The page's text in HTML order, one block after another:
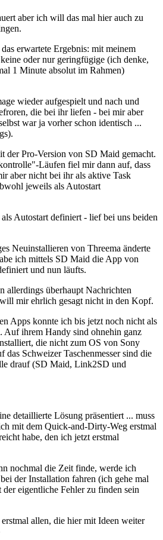
aber ich will das mal hier auch zu
erwartete Ergebnis: mit meinem
oder nur geringfügige (ich denke,
1 Minute absolut im Rahmen)
wieder aufgespielt und nach und
die bei ihr liefen - bei mir aber
war ja vorher schon identisch ...
der Pro-Version von SD Maid gemacht.
Läufen fiel mir dann auf, dass
aber nicht bei ihr als aktive Task
jeweils als Autostart
Autostart definiert - lief bei uns beiden
Neuinstallieren von Threema änderte
ich mittels SD Maid die App von
und nun läufts.
allerdings überhaupt Nachrichten
mir ehrlich gesagt nicht in den Kopf.
Apps konnte ich bis jetzt noch nicht als
Auf ihrem Handy sind ohnehin ganz
die nicht zum OS von Sony
das Schweizer Taschenmesser sind die
drauf (SD Maid, Link2SD und
detaillierte Lösung präsentiert ... muss
mit dem Quick-and-Dirty-Weg erstmal
habe, den ich jetzt erstmal
nochmal die Zeit finde, werde ich
der Installation fahren (ich gehe mal
der eigentliche Fehler zu finden sein
allen, die hier mit Ideen weiter